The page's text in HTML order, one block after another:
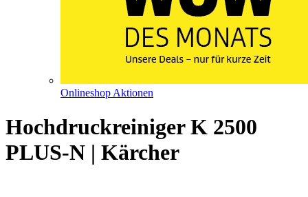
Onlineshop Aktionen
Hochdruckreiniger K 2500
PLUS-N | Kärcher